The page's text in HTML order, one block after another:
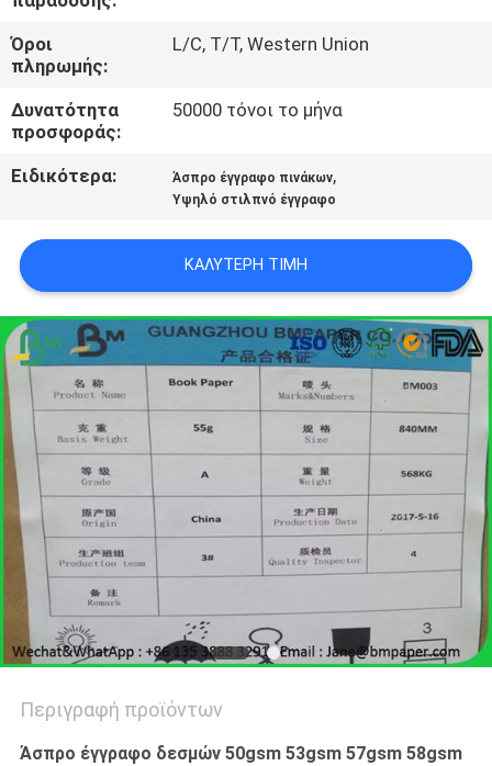
ΥΠΟΘΈΣΕΙΣ
SITEMAP
ΑΠΟΡΡΉΤΟΥ
Όροι
πληρωμής:
L/C, T/T, Western Union
Δυνατότητα
προσφοράς:
50000 τόνοι το μήνα
Ειδικότερα: Άσπρο έγγραφο πινάκων,
Υψηλό στιλπνό έγγραφο
ΚΑΛΎΤΕΡΗ ΤΙΜΉ
Περιγραφή προϊόντων
Άσπρο έγγραφο δεσμών 50gsm 53gsm 57gsm 58gsm